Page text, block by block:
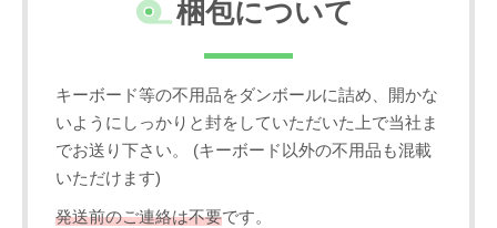
梱包について
キーボード等の不用品をダンボールに詰め、開かな
いようにしっかりと封をしていただいた上で当社ま
でお送り下さい。 (キーボード以外の不用品も混載
いただけます)
発送前のご連絡は不要です。